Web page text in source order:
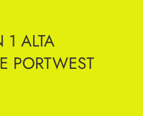
1 ALTA
PORTWEST